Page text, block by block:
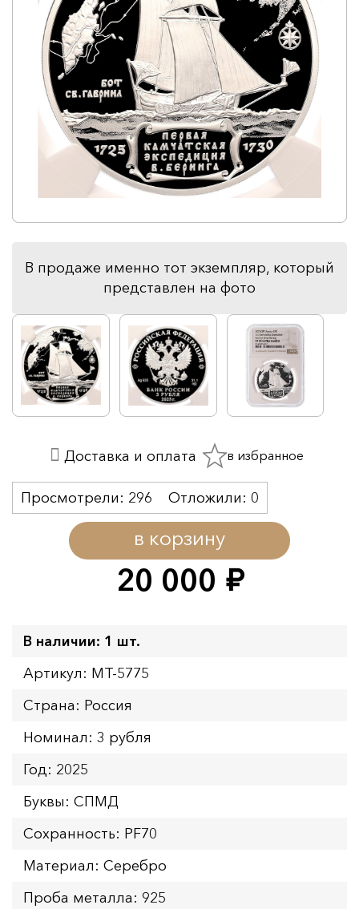
В продаже именно тот экземпляр, который
представлен на фото
20 000 руб.
в корзину
Просмотрели: 296 Отложили: 0
Доставка и оплата в избранное
В наличии: 1 шт.
Артикул: MT-5775
Страна: Россия
Номинал: 3 рубля
Год: 2025
Буквы: СПМД
Сохранность: PF70
Материал: Серебро
Проба металла: 925